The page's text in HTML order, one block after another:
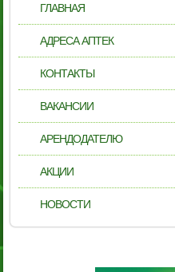
ГЛАВНАЯ
АДРЕСА АПТЕК
КОНТАКТЫ
ВАКАНСИИ
АРЕНДОДАТЕЛЮ
АКЦИИ
НОВОСТИ